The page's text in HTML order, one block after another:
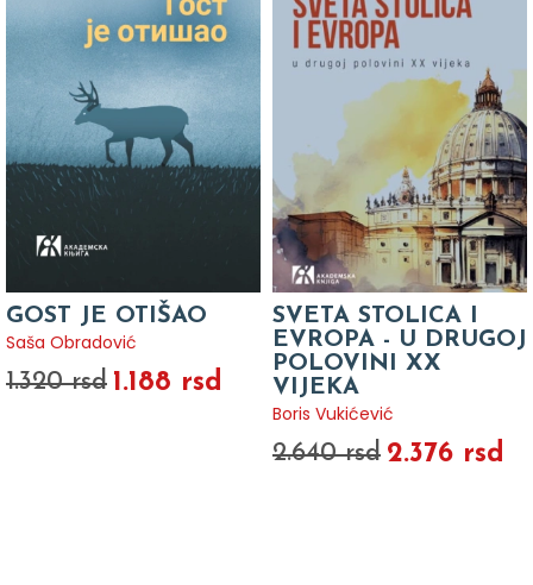
GOST JE OTIŠAO
Saša Obradović
1.320 rsd 1.188 rsd
SVETA STOLICA I
EVROPA - U DRUGOJ
POLOVINI XX
VIJEKA
Boris Vukićević
2.640 rsd 2.376 rsd